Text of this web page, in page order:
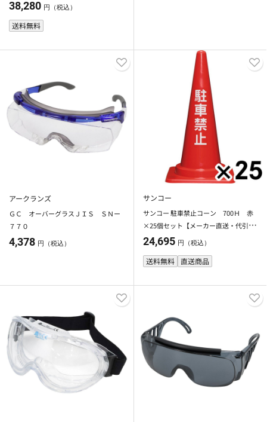
TBKBLM+2NV21KSBK2R23AKS
38,280 円（税込）
送料無料
アークランズ
ＧＣ オーバーグラスＪＩＳ ＳＮー
７７０
4,378 円（税込）
サンコー
サンコー 駐車禁止コーン 700Ｈ 赤
×25個セット【メーカー直送・代引不
可】【法人限定】【日祝配送不可・時
24,695 円（税込）
送料無料 直送商品